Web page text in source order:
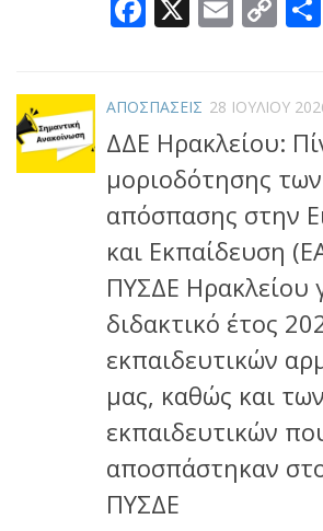
ΑΠΟΣΠΑΣΕΙΣ 28 ΙΟΥΛΊΟΥ
ΔΔΕ Ηρακλείου:
μοριοδότησης
απόσπασης στην
και Εκπαίδευση
ΠΥΣΔΕ Ηρακλείου
διδακτικό έτος
εκπαιδευτικών
μας, καθώς και των
εκπαιδευτικών
αποσπάστηκαν
ΠΥΣΔΕ